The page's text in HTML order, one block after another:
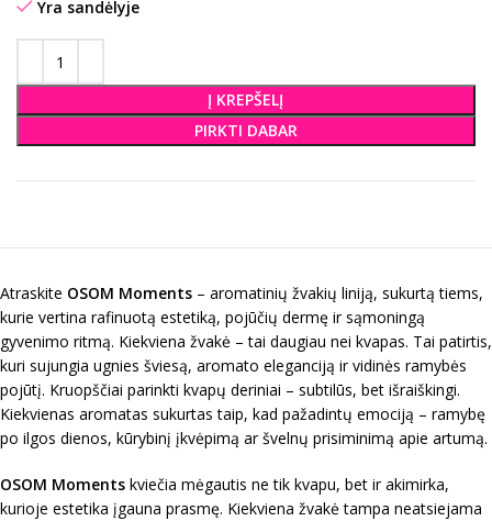
Yra sandėlyje
Į KREPŠELĮ
PIRKTI DABAR
Atraskite OSOM Moments – aromatinių žvakių liniją, sukurtą tiems,
kurie vertina rafinuotą estetiką, pojūčių dermę ir sąmoningą
gyvenimo ritmą. Kiekviena žvakė – tai daugiau nei kvapas. Tai patirtis,
kuri sujungia ugnies šviesą, aromato eleganciją ir vidinės ramybės
pojūtį. Kruopščiai parinkti kvapų deriniai – subtilūs, bet išraiškingi.
Kiekvienas aromatas sukurtas taip, kad pažadintų emociją – ramybę
po ilgos dienos, kūrybinį įkvėpimą ar švelnų prisiminimą apie artumą.
OSOM Moments kviečia mėgautis ne tik kvapu, bet ir akimirka,
kurioje estetika įgauna prasmę. Kiekviena žvakė tampa neatsiejama